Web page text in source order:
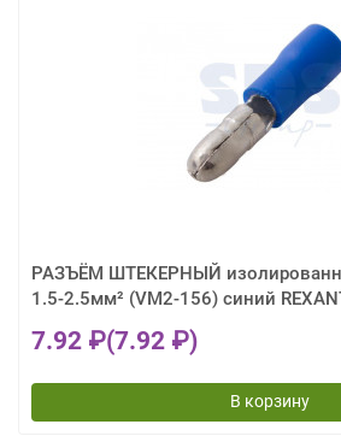
РАЗЪЁМ ШТЕКЕРНЫЙ
1.5-2.5мм² (VM2-156) синий
7.92 ₽(7.92 ₽)
В корзину